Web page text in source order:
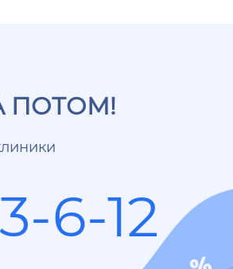
ПОТОМ!
3-6-12